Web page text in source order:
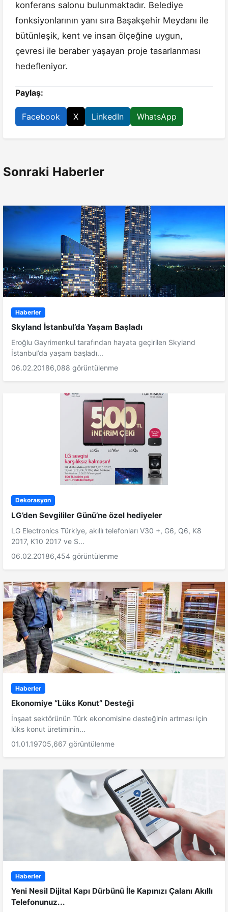
konferans salonu bulunmaktadır. Belediye
fonksiyonlarının yanı sıra Başakşehir Meydanı ile
bütünleşik, kent ve insan ölçeğine uygun,
çevresi ile beraber yaşayan proje tasarlanması
hedefleniyor.
Paylaş:
Facebook X LinkedIn WhatsApp
Sonraki Haberler
Haberler
Skyland İstanbul’da Yaşam Başladı
Eroğlu Gayrimenkul tarafından hayata geçirilen Skyland
İstanbul’da yaşam başladı...
06.02.20186,088 görüntülenme
Dekorasyon
LG’den Sevgililer Günü’ne özel hediyeler
LG Electronics Türkiye, akıllı telefonları V30 +, G6, Q6, K8
2017, K10 2017 ve S...
06.02.20186,454 görüntülenme
Haberler
Ekonomiye “Lüks Konut” Desteği
İnşaat sektörünün Türk ekonomisine desteğinin artması için
lüks konut üretiminin...
01.01.19705,667 görüntülenme
Haberler
Yeni Nesil Dijital Kapı Dürbünü İle Kapınızı Çalanı Akıllı
Telefonunuz...